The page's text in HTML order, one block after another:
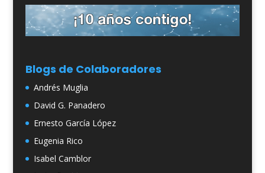
Blogs de Colaboradores
Andrés Muglia
David G. Panadero
Ernesto García López
Eugenia Rico
Isabel Camblor